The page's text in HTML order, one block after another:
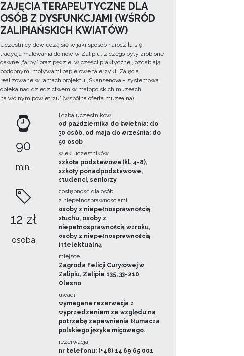
ZAJĘCIA TERAPEUTYCZNE DLA
OSÓB Z DYSFUNKCJAMI (WŚRÓD
ZALIPIAŃSKICH KWIATÓW)
Uczestnicy dowiedzą się w jaki sposób narodziła się
tradycja malowania domów w Zalipiu, z czego były zrobione
dawne „farby” oraz pędzle, w części praktycznej, ozdabiają
podobnymi motywami papierowe talerzyki. Zajęcia
realizowane w ramach projektu „Skansenova – systemowa
opieka nad dziedzictwem w małopolskich muzeach
na wolnym powietrzu” (wspólna oferta muzealna).
90
min.
12 zł
osoba
liczba uczestników
od października do kwietnia: do
30 osób, od maja do września: do
50 osób
wiek uczestników
szkoła podstawowa (kl. 4-8),
szkoły ponadpodstawowe,
studenci, seniorzy
dostępność dla osób
z niepełnosprawnościami
osoby z niepełnosprawnością
słuchu, osoby z
niepełnosprawnością wzroku,
osoby z niepełnosprawnością
intelektualną
miejsce
Zagroda Felicji Curyłowej w
Zalipiu, Zalipie 135, 33-210
Olesno
uwagi
wymagana rezerwacja z
wyprzedzeniem ze względu na
potrzebę zapewnienia tłumacza
polskiego języka migowego.
rezerwacja
nr telefonu: (+48) 14 69 65 001